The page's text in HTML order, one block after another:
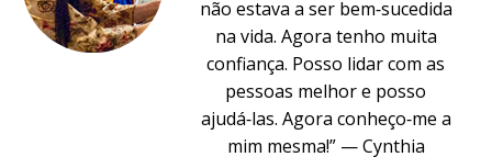
não estava a ser bem‑sucedida
na vida. Agora tenho muita
confiança. Posso lidar com as
pessoas melhor e posso
ajudá‑las. Agora conheço‑me a
mim mesma!” — Cynthia